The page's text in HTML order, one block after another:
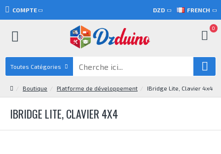
COMPTE DZD FRENCH
0
Toutes Catégories
Boutique Platforme de développement IBridge Lite, Clavier 4x4
IBRIDGE LITE, CLAVIER 4X4